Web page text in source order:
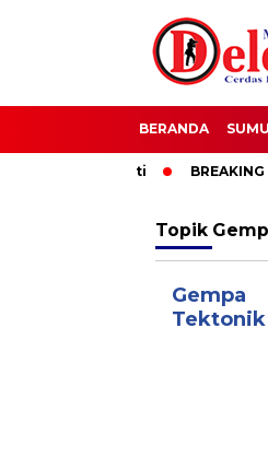
BERANDA
BREAKING
Topik
Gempa
Tektonik